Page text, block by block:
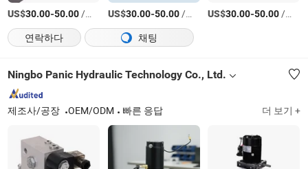
US$30.00-50.00/상품 US$30.00-50.00/상품 US$30.00-50.00/상품
연락하다
채팅
Ningbo Panic Hydraulic Technology Co., Ltd.
제조사/공장 OEM/ODM 빠른 응답 더 보기 +